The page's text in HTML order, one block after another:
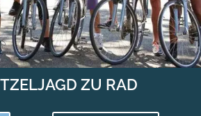
ZU RAD